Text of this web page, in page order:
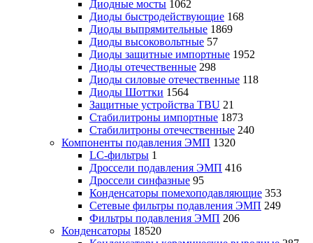
Диодные мосты 1062
Диоды быстродействующие 168
Диоды выпрямительные 1869
Диоды высоковольтные 57
Диоды защитные импортные 1952
Диоды отечественные 298
Диоды силовые отечественные 118
Диоды Шоттки 1564
Защитные устройства TBU 21
Стабилитроны импортные 1873
Стабилитроны отечественные 240
Компоненты подавления ЭМП 1320
LC-фильтры 1
Дроссели подавления ЭМП 416
Дроссели синфазные 95
Конденсаторы помехоподавляющие 353
Сетевые фильтры подавления ЭМП 249
Фильтры подавления ЭМП 206
Конденсаторы 18520